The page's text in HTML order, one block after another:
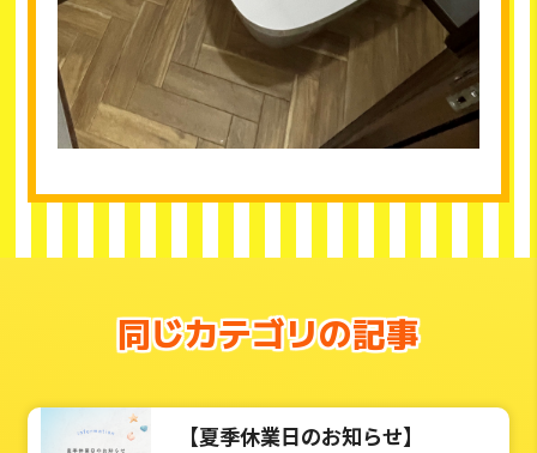
同じカテゴリの記事
【夏季休業日のお知らせ】